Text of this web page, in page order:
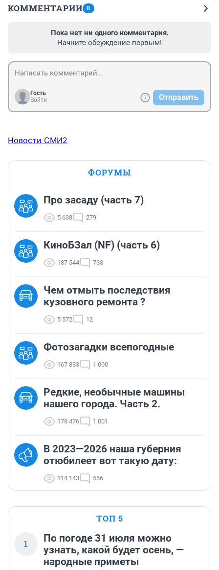
КОММЕНТАРИИ 0
Пока нет ни одного комментария.
Начните обсуждение первым!
Гость
Войти
Отправить
Новости СМИ2
ФОРУМЫ
Про засаду (часть 7)
5 638 279
КиноБЗал (NF) (часть 6)
187 544 738
Чем отмыть последствия
кузовного ремонта ?
5 572 12
Фотозагадки всепогодные
167 833 1 000
Редкие, необычные машины
нашего города. Часть 2.
178 476 1 001
В 2023—2026 наша губерния
отюбилеет вот такую дату:
114 143 566
ТОП 5
1
По погоде 31 июля можно
узнать, какой будет осень, —
народные приметы